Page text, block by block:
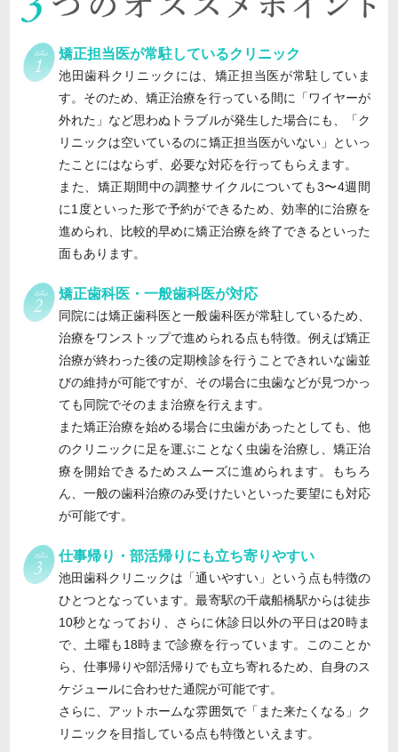
矯正担当医が常駐しているクリニック
池田歯科クリニックには、矯正担当医が常駐していま
す。そのため、矯正治療を行っている間に「ワイヤーが
外れた」など思わぬトラブルが発生した場合にも、「ク
リニックは空いているのに矯正担当医がいない」といっ
たことにはならず、必要な対応を行ってもらえます。
また、矯正期間中の調整サイクルについても3〜4週間
に1度といった形で予約ができるため、効率的に治療を
進められ、比較的早めに矯正治療を終了できるといった
面もあります。
矯正歯科医・一般歯科医が対応
同院には矯正歯科医と一般歯科医が常駐しているため、
治療をワンストップで進められる点も特徴。例えば矯正
治療が終わった後の定期検診を行うことできれいな歯並
びの維持が可能ですが、その場合に虫歯などが見つかっ
ても同院でそのまま治療を行えます。
また矯正治療を始める場合に虫歯があったとしても、他
のクリニックに足を運ぶことなく虫歯を治療し、矯正治
療を開始できるためスムーズに進められます。もちろ
ん、一般の歯科治療のみ受けたいといった要望にも対応
が可能です。
仕事帰り・部活帰りにも立ち寄りやすい
池田歯科クリニックは「通いやすい」という点も特徴の
ひとつとなっています。最寄駅の千歳船橋駅からは徒歩
10秒となっており、さらに休診日以外の平日は20時ま
で、土曜も18時まで診療を行っています。このことか
ら、仕事帰りや部活帰りでも立ち寄れるため、自身のス
ケジュールに合わせた通院が可能です。
さらに、アットホームな雰囲気で「また来たくなる」ク
リニックを目指している点も特徴といえます。